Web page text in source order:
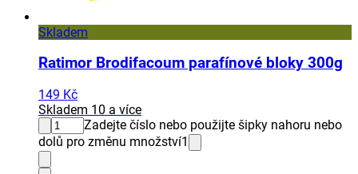
Skladem
Ratimor Brodifacoum parafínové bloky 300g
149 Kč
Skladem 10 a více
Zadejte číslo nebo použijte šipky nahoru nebo
dolů pro změnu množství1